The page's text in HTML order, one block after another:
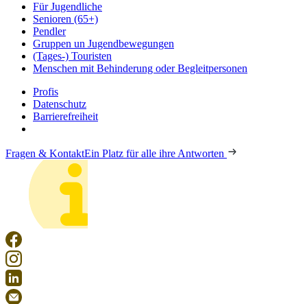
Für Jugendliche
Senioren (65+)
Pendler
Gruppen un Jugendbewegungen
(Tages-) Touristen
Menschen mit Behinderung oder Begleitpersonen
Profis
Datenschutz
Barrierefreiheit
Fragen & KontaktEin Platz für alle ihre Antworten